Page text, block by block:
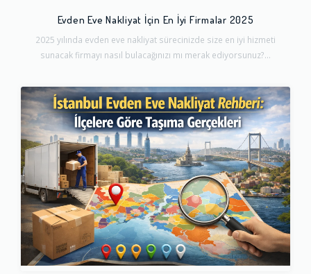
Evden Eve Nakliyat İçin En İyi Firmalar 2025
2025 yılında evden eve nakliyat sürecinizde size en iyi hizmeti
sunacak firmayı nasıl bulacağınızı mı merak ediyorsunuz?...